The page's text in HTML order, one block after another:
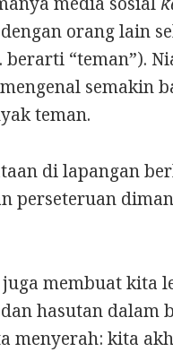
orang lain
berarti “teman”).
mengenal semakin
teman.
di lapangan
perseteruan
membuat kita
hasutan dalam
menyerah: kita